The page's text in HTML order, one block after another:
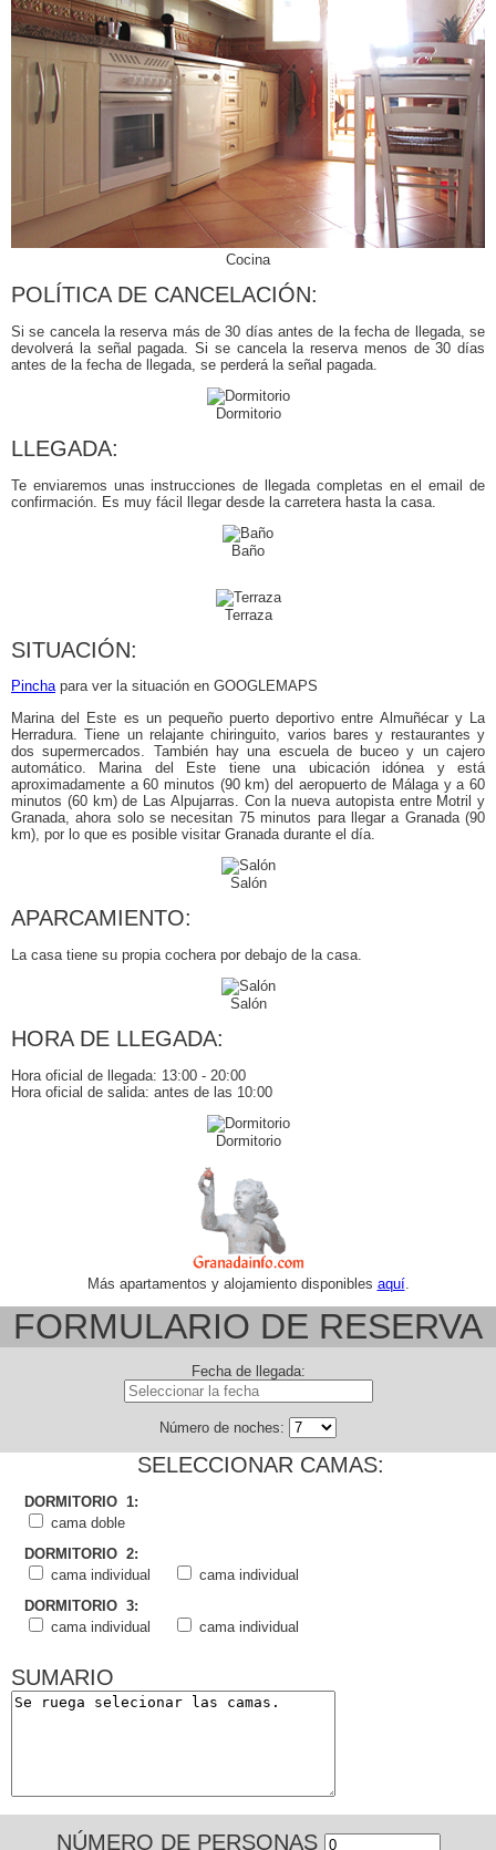
Cocina
POLÍTICA DE CANCELACIÓN:
Si se cancela la reserva más de 30 días antes de la fecha de llegada, se
devolverá la señal pagada. Si se cancela la reserva menos de 30 días
antes de la fecha de llegada, se perderá la señal pagada.
Dormitorio
LLEGADA:
Te enviaremos unas instrucciones de llegada completas en el email de
confirmación. Es muy fácil llegar desde la carretera hasta la casa.
Baño
Terraza
SITUACIÓN:
Pinchapara ver la situación en GOOGLEMAPS
Marina del Este es un pequeño puerto deportivo entre Almuñécar y La
Herradura. Tiene un relajante chiringuito, varios bares y restaurantes y
dos supermercados. También hay una escuela de buceo y un cajero
automático. Marina del Este tiene una ubicación idónea y está
aproximadamente a 60 minutos (90 km) del aeropuerto de Málaga y a 60
minutos (60 km) de Las Alpujarras. Con la nueva autopista entre Motril y
Granada, ahora solo se necesitan 75 minutos para llegar a Granada (90
km), por lo que es posible visitar Granada durante el día.
Salón
APARCAMIENTO:
La casa tiene su propia cochera por debajo de la casa.
Salón
HORA DE LLEGADA:
Hora oficial de llegada: 13:00 - 20:00
Hora oficial de salida: antes de las 10:00
Dormitorio
Más apartamentos y alojamiento disponibles aquí.
FORMULARIO DE RESERVA
Fecha de llegada:
Número de noches:
SELECCIONAR CAMAS:
DORMITORIO 1:
cama doble
DORMITORIO 2:
cama individual
cama individual
DORMITORIO 3:
cama individual
cama individual
SUMARIO
NÚMERO DE PERSONAS